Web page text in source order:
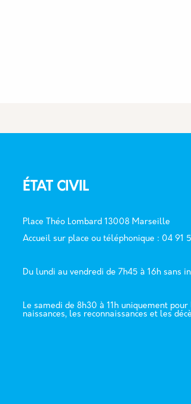
ÉTAT CIVIL
Place Théo Lombard 13008 Marseille
Accueil sur place ou téléphonique : 04 91
Du lundi au vendredi de 7h45 à 16h sans
Le samedi de 8h30 à 11h uniquement pour
naissances, les reconnaissances et les